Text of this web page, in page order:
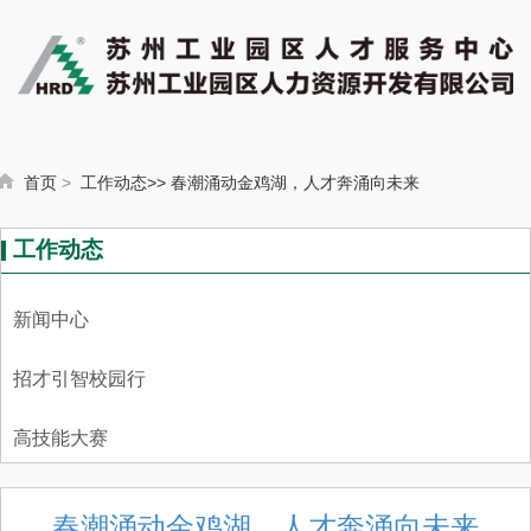
首页 > 工作动态>> 春潮涌动金鸡湖，人才奔涌向未来
工作动态
新闻中心
招才引智校园行
高技能大赛